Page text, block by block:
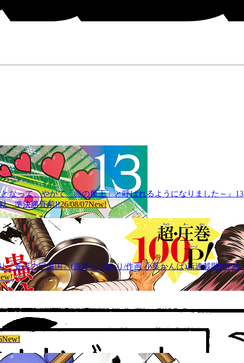
となって、やがて「赤の魔王」と呼ばれるようになりました～』
、準決勝直前!!26/08/07New!
『蒼天の巨城国』(原作 三川みり/作画 小葉かんば)新連載開始!
New!